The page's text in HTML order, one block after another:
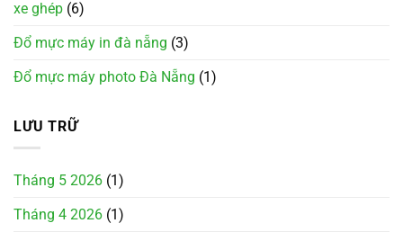
xe ghép (6)
Đổ mực máy in đà nẵng (3)
Đổ mực máy photo Đà Nẵng (1)
LƯU TRỮ
Tháng 5 2026 (1)
Tháng 4 2026 (1)